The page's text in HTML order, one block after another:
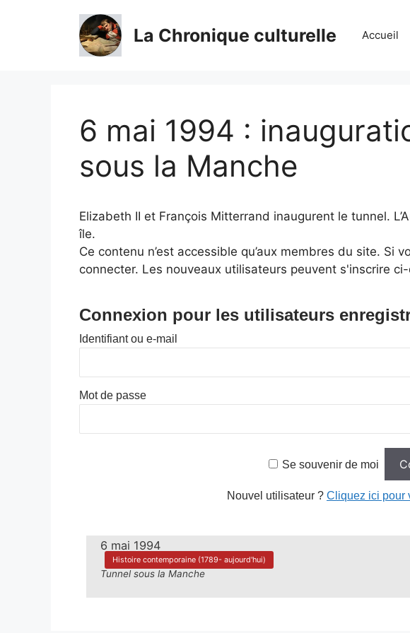
La Chronique culturelle Accueil
6 mai 1994 :
sous la Manche
Elizabeth II et François Mitterrand inaugurent le tunnel.
île.
Ce contenu n’est accessible qu’aux membres du site. Si
connecter. Les nouveaux utilisateurs peuvent s'inscrire
Connexion pour les utilisateurs
Identifiant ou e-mail
Mot de passe
Se souvenir de moi
Nouvel utilisateur ? Cliquez ici pour
6 mai 1994
Histoire contemporaine (1789- aujourd'hui)
Tunnel sous la Manche